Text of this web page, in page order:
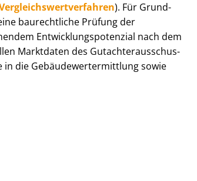
). Für Grund­
baurechtliche Prüfung der
Ent­wick­lungs­po­ten­zi­al nach dem
Marktdaten des Gut­ach­ter­aus­schus­
in die Ge­bäu­de­wert­ermitt­lung sowie